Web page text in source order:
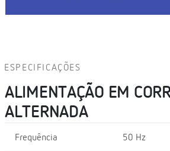
ESPECIFICAÇÕES
ALIMENTAÇÃO EM
ALTERNADA
Frequência 50 Hz